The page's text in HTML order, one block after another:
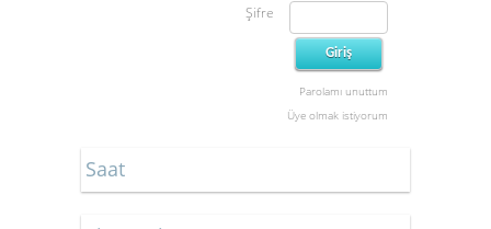
Şifre
Parolamı unuttum
Üye olmak istiyorum
Saat